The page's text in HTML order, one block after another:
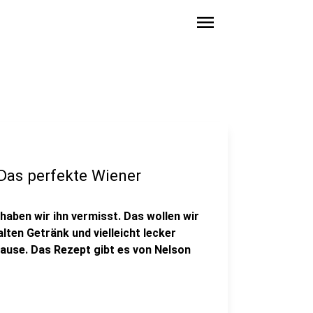
menu
perfekte Wiener
wir ihn vermisst. Das wollen wir
Getränk und vielleicht lecker
Das Rezept gibt es von Nelson